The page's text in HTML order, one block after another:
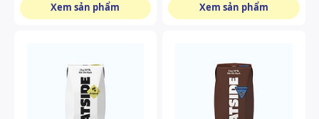
Xem sản phẩm Xem sản phẩm